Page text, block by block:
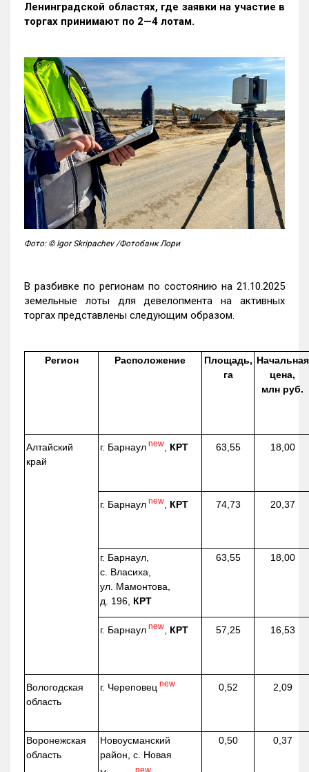
Ленинградской областях, где заявки на участие в
торгах принимают по 2—4 лотам.
Фото: © Igor Skripachev /Фотобанк Лори
В разбивке по регионам по состоянию на 21.10.2025
земельные лоты для девелопмента на активных
торгах представлены следующим образом.
Регион Расположение
Площадь,
га
Начальная
цена,
млн руб.
Алтайский
край
г. Барнаул new КРТ 63,55 18,00
г. Барнаул new КРТ 74,73 20,37
г. Барнаул,
с. Власиха,
ул. Мамонтова,
д. 196, КРТ
63,55 18,00
г. Барнаул new КРТ 57,25 16,53
Вологодская
область
г. Череповец new 0,52 2,09
Воронежская
область
Новоусманский
район, с. Новая
new
0,50 0,37